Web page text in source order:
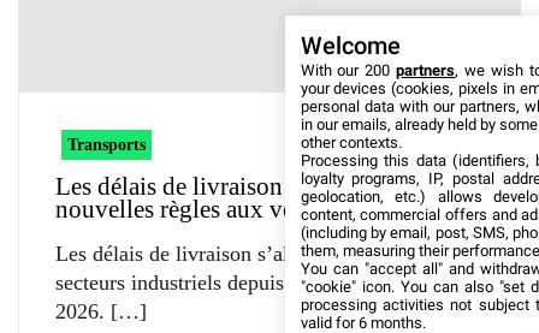
Transports
Les délais de livraison imposent de
nouvelles règles aux vendeurs en ligne
Les délais de livraison s’allongent dans plusieurs
secteurs industriels depuis le début de l’année
2026.
Welcome
With our 200partners, we wish
your devices (cookies, pixels in
personal data with our partners,
in our emails, already held by
other contexts.
Processing this data (identifiers,
loyalty programs, IP, postal
geolocation, etc.) allows
content, commercial offers and
(including by email, post, SMS,
them, measuring their
You can "accept all" and
"cookie" icon. You can also "set
processing activities not subject
valid for 6 months.